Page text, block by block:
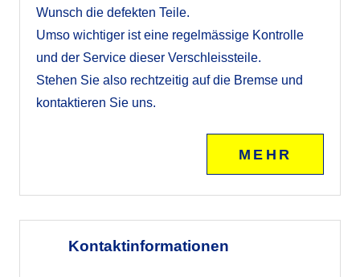
Wunsch die defekten Teile.
Umso wichtiger ist eine regelmässige Kontrolle
und der Service dieser Verschleissteile.
Stehen Sie also rechtzeitig auf die Bremse und
kontaktieren Sie uns.
MEHR
Kontaktinformationen